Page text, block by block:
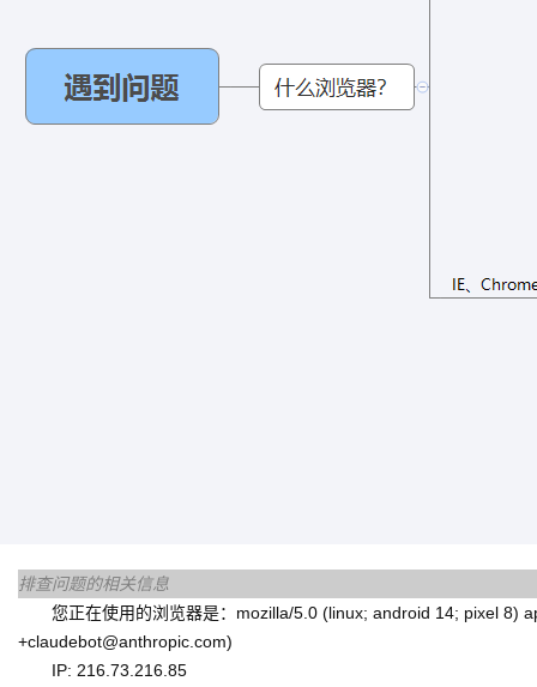
排查问题的相关信息
您正在使用的浏览器是：mozilla/5.0 (linux; android 14; pixel 8)
+claudebot@anthropic.com)
IP: 216.73.216.85